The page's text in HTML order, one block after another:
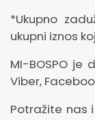
*Ukupno
ukupni iznos
MI-BOSPO je
Viber,
Potražite nas